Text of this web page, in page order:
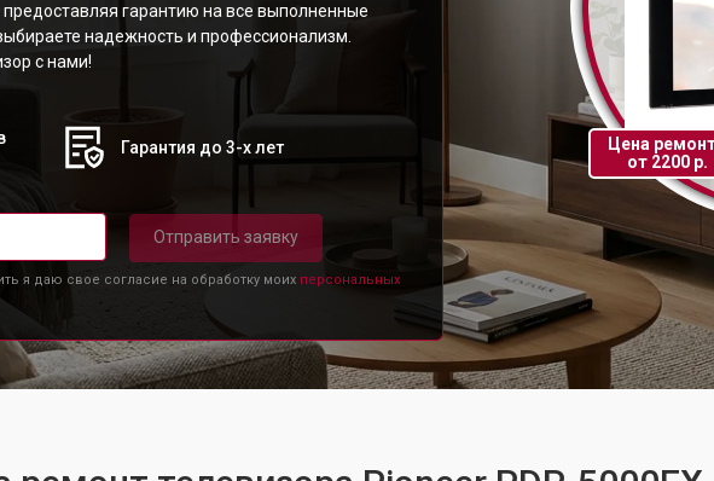
предоставляя гарантию на все выполненные
надежность и профессионализм.
с нами!
Гарантия до 3-х лет
Отправить заявку
я даю свое согласие на обработку моих персональных
Цена
от 2200 р.